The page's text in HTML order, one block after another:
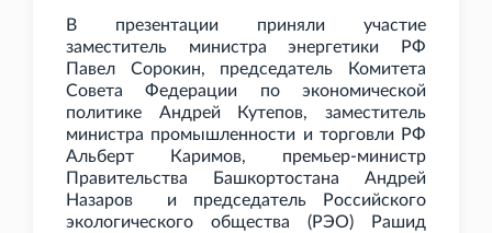
В презентации приняли участие
заместитель министра энергетики РФ
Павел Сорокин, председатель Комитета
Совета Федерации по экономической
политике Андрей Кутепов, заместитель
министра промышленности и торговли РФ
Альберт Каримов, премьер-министр
Правительства Башкортостана Андрей
Назаров и председатель Российского
экологического общества (РЭО) Рашид